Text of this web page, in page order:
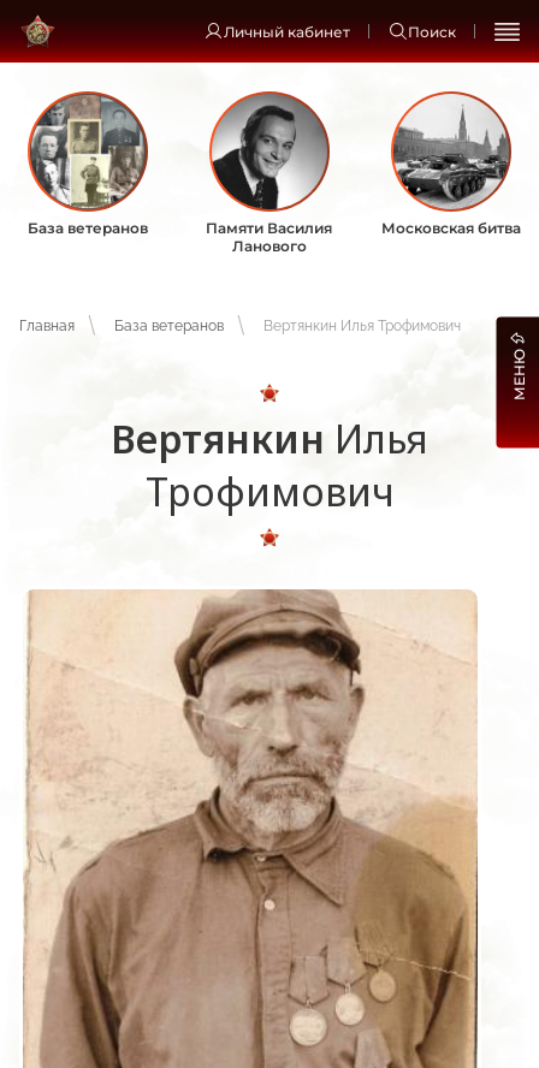
Личный кабинет Поиск
База ветеранов
Памяти Василия
Ланового
Московская битва
Главная База ветеранов Вертянкин Илья Трофимович
Вертянкин Илья
Трофимович
МЕНЮ